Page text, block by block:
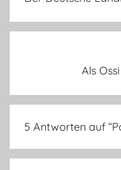
Als
5 Antworten auf “